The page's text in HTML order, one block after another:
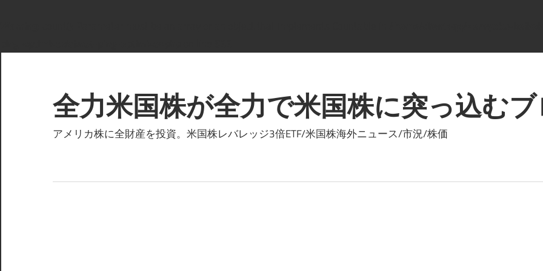
テ
ン
ツ
キ
全力米国株が全力で米国株に突っ込む
アメリカ株に全財産を投資。米国株レバレッジ3倍ETF/米国株海外ニュース/市況/株価